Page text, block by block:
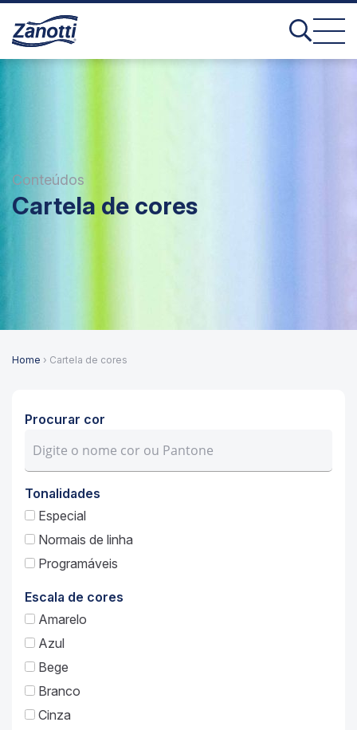
Conteúdos
Cartela de cores
Home › Cartela de cores
Procurar cor
Tonalidades
Especial
Normais de linha
Programáveis
Escala de cores
Amarelo
Azul
Bege
Branco
Cinza